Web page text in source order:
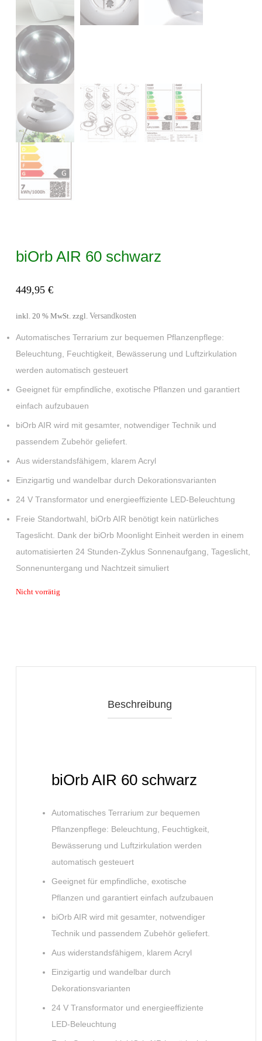
biOrb AIR 60 schwarz
449,95 €
inkl. 20 % MwSt. zzgl. Versandkosten
Automatisches Terrarium zur bequemen Pflanzenpflege:
Beleuchtung, Feuchtigkeit, Bewässerung und Luftzirkulation
werden automatisch gesteuert
Geeignet für empfindliche, exotische Pflanzen und garantiert
einfach aufzubauen
biOrb AIR wird mit gesamter, notwendiger Technik und
passendem Zubehör geliefert.
Aus widerstandsfähigem, klarem Acryl
Einzigartig und wandelbar durch Dekorationsvarianten
24 V Transformator und energieeffiziente LED-Beleuchtung
Freie Standortwahl, biOrb AIR benötigt kein natürliches
Tageslicht. Dank der biOrb Moonlight Einheit werden in einem
automatisierten 24 Stunden-Zyklus Sonnenaufgang, Tageslicht,
Sonnenuntergang und Nachtzeit simuliert
Nicht vorrätig
Beschreibung
biOrb AIR 60 schwarz
Automatisches Terrarium zur bequemen
Pflanzenpflege: Beleuchtung, Feuchtigkeit,
Bewässerung und Luftzirkulation werden
automatisch gesteuert
Geeignet für empfindliche, exotische
Pflanzen und garantiert einfach aufzubauen
biOrb AIR wird mit gesamter, notwendiger
Technik und passendem Zubehör geliefert.
Aus widerstandsfähigem, klarem Acryl
Einzigartig und wandelbar durch
Dekorationsvarianten
24 V Transformator und energieeffiziente
LED-Beleuchtung